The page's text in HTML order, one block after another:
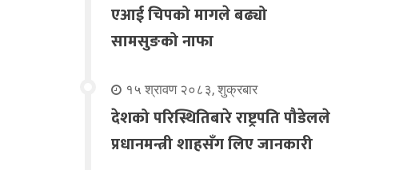
एआई चिपको मागले बढ्यो
सामसुङको नाफा
१५ श्रावण २०८३, शुक्रबार
देशको परिस्थितिबारे राष्ट्रपति पौडेलले
प्रधानमन्त्री शाहसँग लिए जानकारी